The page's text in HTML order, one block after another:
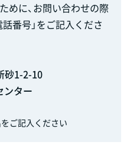
めに、お問い合わせの際
話番号」をご記入くださ
砂1-2-10
ンター
ご記入ください